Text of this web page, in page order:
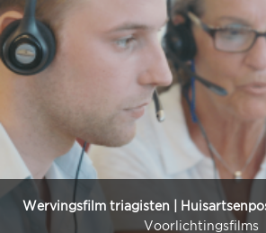
Wervingsfilm triagisten |
Voorlichtingsfilms